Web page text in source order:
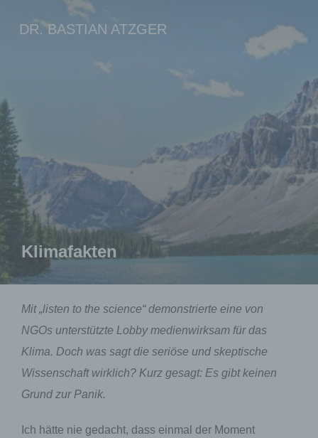
InhaltDR. BASTIAN ATZGER
Klimafakten
Mit „listen to the science“ demonstrierte eine von
NGOs unterstützte Lobby medienwirksam für das
Klima. Doch was sagt die seriöse und skeptische
Wissenschaft wirklich? Kurz gesagt: Es gibt keinen
Grund zur Panik.
Ich hätte nie gedacht, dass einmal der Moment